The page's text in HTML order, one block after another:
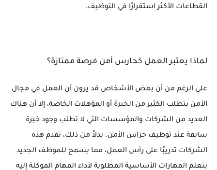
القطاعات الأكثر استقرارًا في التوظيف.
لماذا يعتبر العمل كحارس أمن فرصة ممتازة؟
على الرغم من أن بعض الأشخاص قد يرون أن العمل في مجال
الأمن يتطلب الكثير من الخبرة أو المؤهلات الخاصة، إلا أن هناك
العديد من الشركات والمؤسسات التي لا تطلب وجود خبرة
سابقة عند توظيف حراس الأمن. بدلاً من ذلك، تقدم هذه
الشركات تدريبًا على رأس العمل، مما يسمح للموظف الجديد
بتعلم المهارات الأساسية المطلوبة لأداء المهام الموكلة إليه